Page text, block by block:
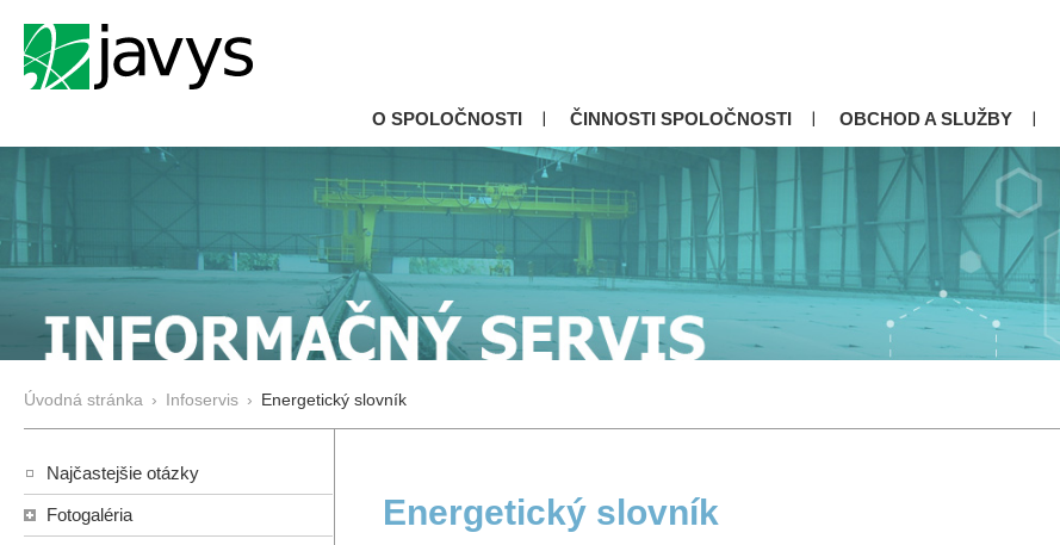
O SPOLOČNOSTI ČINNOSTI SPOLOČNOSTI OBCHOD A SLUŽBY
Úvodná stránka › Infoservis › Energetický slovník
Najčastejšie otázky
Fotogaléria Energetický slovník